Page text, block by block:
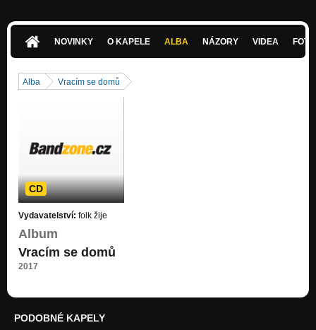
Vítkovice blues
Nezařazeno
NOVINKY O KAPELE ALBA NÁZORY VIDEA
Alba Vracím se domů
CD
Vydavatelství: folk žije
Album
Vracím se domů
2017
PODOBNÉ KAPELY